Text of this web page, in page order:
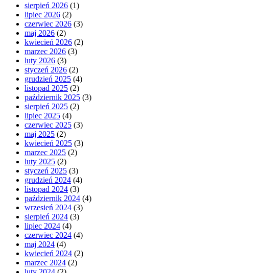
sierpień 2026 (1)
lipiec 2026 (2)
czerwiec 2026 (3)
maj 2026 (2)
kwiecień 2026 (2)
marzec 2026 (3)
luty 2026 (3)
styczeń 2026 (2)
grudzień 2025 (4)
listopad 2025 (2)
październik 2025 (3)
sierpień 2025 (2)
lipiec 2025 (4)
czerwiec 2025 (3)
maj 2025 (2)
kwiecień 2025 (3)
marzec 2025 (2)
luty 2025 (2)
styczeń 2025 (3)
grudzień 2024 (4)
listopad 2024 (3)
październik 2024 (4)
wrzesień 2024 (3)
sierpień 2024 (3)
lipiec 2024 (4)
czerwiec 2024 (4)
maj 2024 (4)
kwiecień 2024 (2)
marzec 2024 (2)